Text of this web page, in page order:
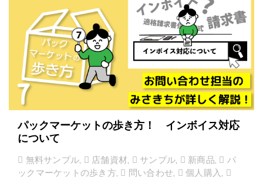
パックマーケットの歩き方！ インボイス対応
について
無料サンプル, 店舗資材, サンプル, 新商品,
パ
ックマーケットの歩き方, 問い合わせ, 個人購入 ,